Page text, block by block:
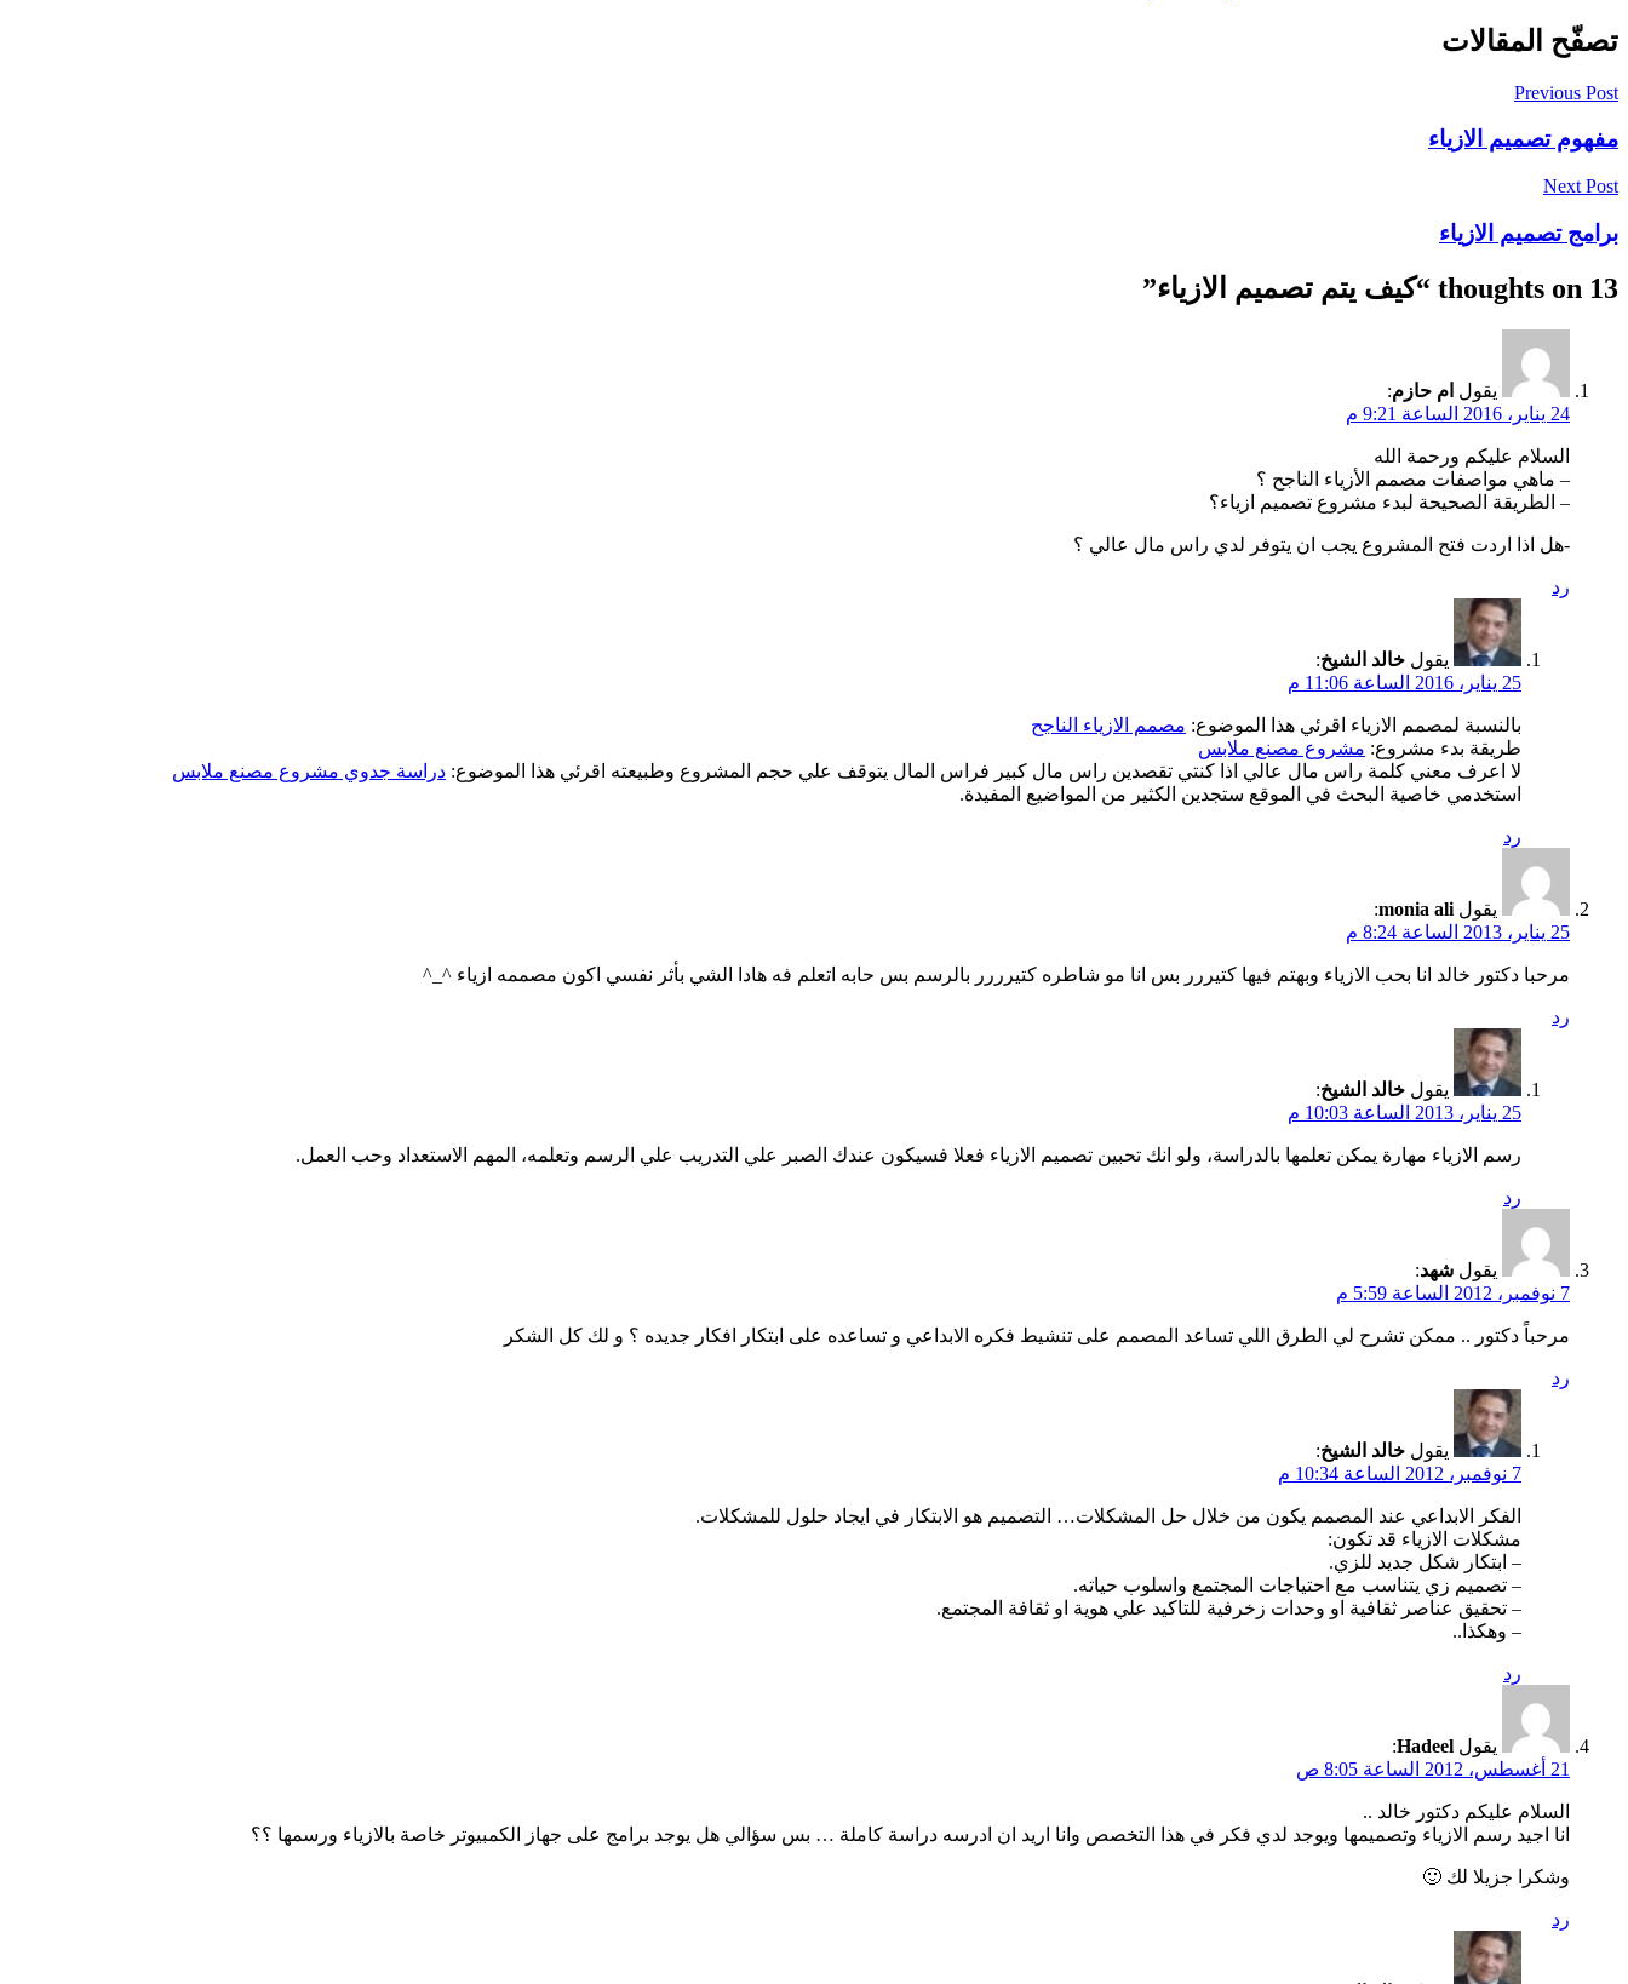
تصفّح المقالات
Previous Post
مفهوم تصميم الازياء
Next Post
برامج تصميم الازياء
13 thoughts on “ كيف يتم تصميم الازياء”
يقول ام حازم:
24 يناير، 2016 الساعة 9:21 م
السلام عليكم ورحمة الله
– ماهي مواصفات مصمم الأزياء الناجح ؟
– الطريقة الصحيحة لبدء مشروع تصميم ازياء؟
-هل اذا اردت فتح المشروع يجب ان يتوفر لدي راس مال عالي ؟
رد
يقول خالد الشيخ:
25 يناير، 2016 الساعة 11:06 م
بالنسبة لمصمم الازياء اقرئي هذا الموضوع: مصمم الازياء الناجح
طريقة بدء مشروع: مشروع مصنع ملابس
لا اعرف معني كلمة راس مال عالي اذا كنتي تقصدين راس مال كبير فراس المال يتوقف علي حجم المشروع وطبيعته اقرئي هذا الموضوع: دراسة جدوي مشروع مصنع ملابس
استخدمي خاصية البحث في الموقع ستجدين الكثير من المواضيع المفيدة.
رد
يقول monia ali
:
25 يناير، 2013 الساعة 8:24 م
مرحبا دكتور خالد انا بحب الازياء وبهتم فيها كتيررر بس انا مو شاطره كتيرررر بالرسم بس حابه اتعلم فه هادا الشي بأثر نفسي اكون مصممه ازياء ^_^
رد
يقول خالد الشيخ:
25 يناير، 2013 الساعة 10:03 م
رسم الازياء مهارة يمكن تعلمها بالدراسة، ولو انك تحبين تصميم الازياء فعلا فسيكون عندك الصبر علي التدريب علي الرسم وتعلمه، المهم الاستعداد وحب العمل.
رد
يقول شهد:
7 نوفمبر، 2012 الساعة 5:59 م
مرحباً دكتور .. ممكن تشرح لي الطرق اللي تساعد المصمم على تنشيط فكره الابداعي و تساعده على ابتكار افكار جديده ؟ و لك كل الشكر
رد
يقول خالد الشيخ:
7 نوفمبر، 2012 الساعة 10:34 م
الفكر الابداعي عند المصمم يكون من خلال حل المشكلات… التصميم هو الابتكار في ايجاد حلول للمشكلات.
مشكلات الازياء قد تكون:
– ابتكار شكل جديد للزي.
– تصميم زي يتناسب مع احتياجات المجتمع واسلوب حياته.
– تحقيق عناصر ثقافية او وحدات زخرفية للتاكيد علي هوية او ثقافة المجتمع.
– وهكذا..
رد
يقول Hadeel
:
21 أغسطس، 2012 الساعة 8:05 ص
السلام عليكم دكتور خالد ..
انا اجيد رسم الازياء وتصميمها ويوجد لدي فكر في هذا التخصص وانا اريد ان ادرسه دراسة كاملة … بس سؤالي هل يوجد برامج على جهاز الكمبيوتر خاصة بالازياء ورسمها ؟؟
وشكرا جزيلا لك 🙂
رد